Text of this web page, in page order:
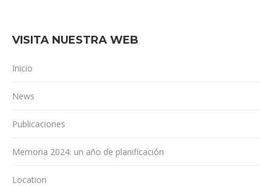
VISITA NUESTRA WEB
Inicio
News
Publicaciones
Memoria 2024: un año de planificación
Location